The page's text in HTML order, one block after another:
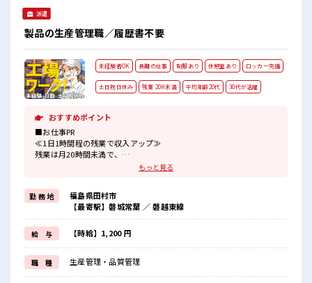
派遣
製品の生産管理職／履歴書不要
未経験者OK 長期の仕事 制服あり 休憩室あり ロッカー完備
土日祝日休み 残業 20H未満 平均年齢20代 30代が活躍
おすすめポイント
■お仕事PR
≪1日1時間程の残業で収入アップ≫
残業は月20時間未満で、
週末は家族や友人と一緒にプライベート満喫！
制服があると毎日の服選びに悩まずOK♪
≪未経験でも活躍できる≫
新しいことにチャレンジするのは不安だけど、
しっかり働く環境が整っています！
イチからスキルUP・ステップUP目指していきましょう！
≪様々なお仕事をご提案≫
一人で悩まず気軽に相談できる、
派遣のお仕事です！
もっと見る
勤 務 地
福島県田村市
【最寄駅】磐城常葉 ／ 磐越東線
給 与 【時給】1,200 円
職 種 生産管理・品質管理